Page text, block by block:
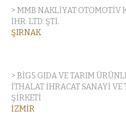
> MMB NAKLİYAT OTOMOTİV
İHR. LTD. ŞTİ.
ŞIRNAK
> BİG5 GIDA VE TARIM
İTHALAT İHRACAT SANAYİ VE
ŞİRKETİ
İZMİR